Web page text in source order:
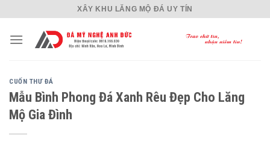
content
XÂY KHU LĂNG MỘ ĐÁ UY TÍN
CUỐN THƯ ĐÁ
Mẫu Bình Phong Đá Xanh Rêu Đẹp Cho Lăng
Mộ Gia Đình